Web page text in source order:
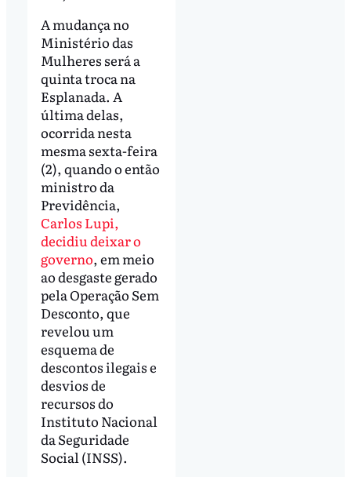
A mudança no
Ministério das
Mulheres será a
quinta troca na
Esplanada. A
última delas,
ocorrida nesta
mesma sexta-feira
(2), quando o então
ministro da
Previdência,
Carlos Lupi,
decidiu deixar o
governo, em meio
ao desgaste gerado
pela Operação Sem
Desconto, que
revelou um
esquema de
descontos ilegais e
desvios de
recursos do
Instituto Nacional
da Seguridade
Social (INSS).